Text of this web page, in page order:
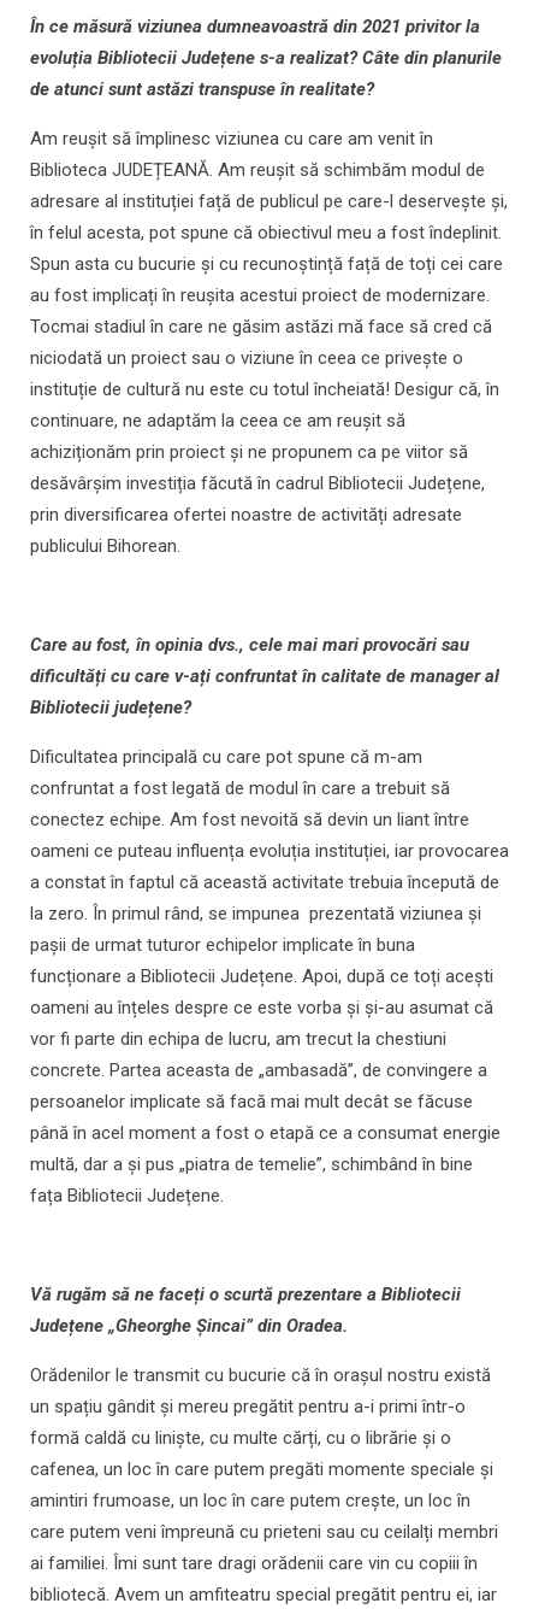
În ce măsură viziunea dumneavoastră din 2021 privitor la
evoluția Bibliotecii Județene s-a realizat? Câte din planurile
de atunci sunt astăzi transpuse în realitate?
Am reușit să împlinesc viziunea cu care am venit în
Biblioteca JUDEȚEANĂ. Am reușit să schimbăm modul de
adresare al instituției față de publicul pe care-l deservește și,
în felul acesta, pot spune că obiectivul meu a fost îndeplinit.
Spun asta cu bucurie și cu recunoștință față de toți cei care
au fost implicați în reușita acestui proiect de modernizare.
Tocmai stadiul în care ne găsim astăzi mă face să cred că
niciodată un proiect sau o viziune în ceea ce privește o
instituție de cultură nu este cu totul încheiată! Desigur că, în
continuare, ne adaptăm la ceea ce am reușit să
achiziționăm prin proiect și ne propunem ca pe viitor să
desăvârșim investiția făcută în cadrul Bibliotecii Județene,
prin diversificarea ofertei noastre de activități adresate
publicului Bihorean.
Care au fost, în opinia dvs., cele mai mari provocări sau
dificultăți cu care v-ați confruntat în calitate de manager al
Bibliotecii județene?
Dificultatea principală cu care pot spune că m-am
confruntat a fost legată de modul în care a trebuit să
conectez echipe. Am fost nevoită să devin un liant între
oameni ce puteau influența evoluția instituției, iar provocarea
a constat în faptul că această activitate trebuia începută de
la zero. În primul rând, se impunea prezentată viziunea și
pașii de urmat tuturor echipelor implicate în buna
funcționare a Bibliotecii Județene. Apoi, după ce toți acești
oameni au înțeles despre ce este vorba și și-au asumat că
vor fi parte din echipa de lucru, am trecut la chestiuni
concrete. Partea aceasta de „ambasadă”, de convingere a
persoanelor implicate să facă mai mult decât se făcuse
până în acel moment a fost o etapă ce a consumat energie
multă, dar a și pus „piatra de temelie”, schimbând în bine
fața Bibliotecii Județene.
Vă rugăm să ne faceți o scurtă prezentare a Bibliotecii
Județene „Gheorghe Șincai” din Oradea.
Orădenilor le transmit cu bucurie că în orașul nostru există
un spațiu gândit și mereu pregătit pentru a-i primi într-o
formă caldă cu liniște, cu multe cărți, cu o librărie și o
cafenea, un loc în care putem pregăti momente speciale și
amintiri frumoase, un loc în care putem crește, un loc în
care putem veni împreună cu prieteni sau cu ceilalți membri
ai familiei. Îmi sunt tare dragi orădenii care vin cu copiii în
bibliotecă. Avem un amfiteatru special pregătit pentru ei, iar